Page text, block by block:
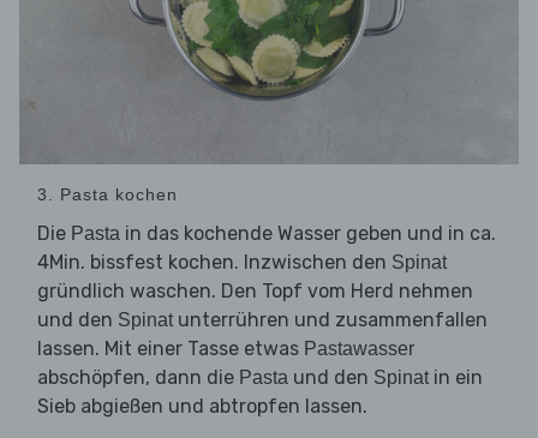
3. Pasta kochen
Die Pasta in das kochende Wasser geben und in ca.
4Min. bissfest kochen. Inzwischen den Spinat
gründlich waschen. Den Topf vom Herd nehmen
und den Spinatunterrühren und zusammenfallen
lassen. Mit einer Tasse etwas Pastawasser
abschöpfen, dann die Pasta und den Spinatin ein
Sieb abgießen und abtropfen lassen.